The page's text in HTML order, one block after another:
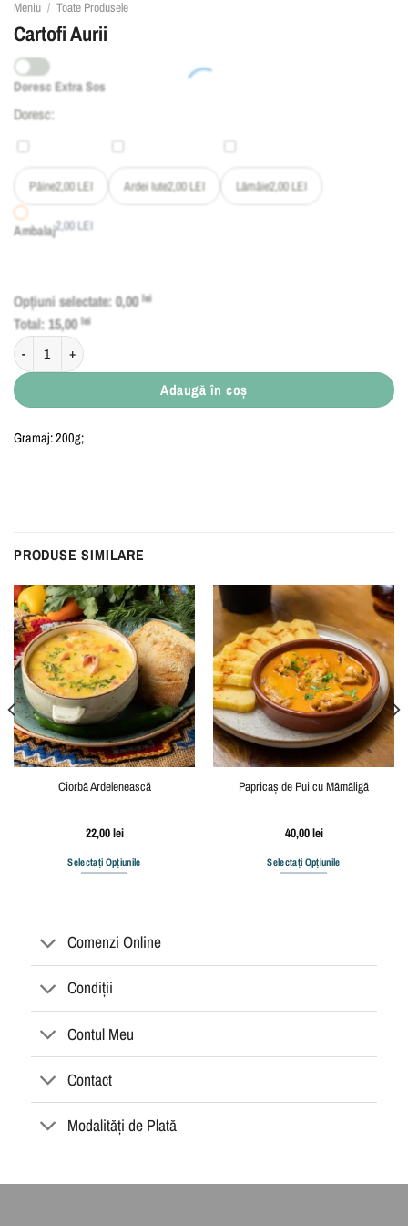
Meniu / Toate Produsele
Cartofi Aurii
Doresc Extra Sos
Doresc:
Pâine2,00LEI Ardei Iute2,00LEI Lămâie2,00LEI
Ambalaj2,00LEI
Opțiuni selectate:0,00lei
Total:15,00lei
Cantitate Cartofi Aurii
Adaugă în coș
Gramaj: 200g;
PRODUSE SIMILARE
Ciorbă Ardelenească
22,00lei
Selectați Opțiunile
Papricaș de Pui cu Mămăligă
40,00lei
Selectați Opțiunile
Comenzi Online
Condiții
Contul Meu
Contact
Modalități de Plată